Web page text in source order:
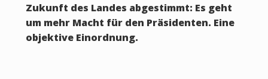
Zukunft des Landes abgestimmt: Es geht
um mehr Macht für den Präsidenten. Eine
objektive Einordnung.